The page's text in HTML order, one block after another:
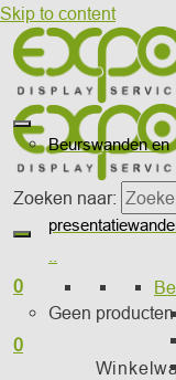
Skip to content
Zoeken naar:
0
Geen
0
Beurswanden en